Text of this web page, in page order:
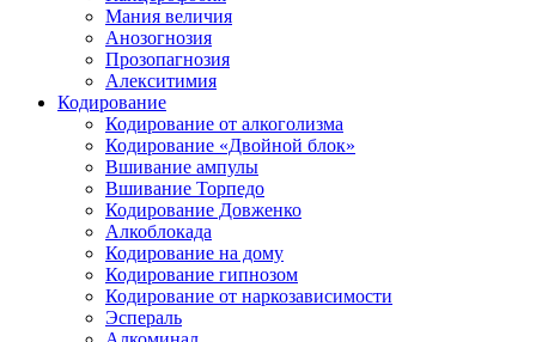
Мания величия
Анозогнозия
Прозопагнозия
Алекситимия
Кодирование
Кодирование от алкоголизма
Кодирование «Двойной блок»
Вшивание ампулы
Вшивание Торпедо
Кодирование Довженко
Алкоблокада
Кодирование на дому
Кодирование гипнозом
Кодирование от наркозависимости
Эспераль